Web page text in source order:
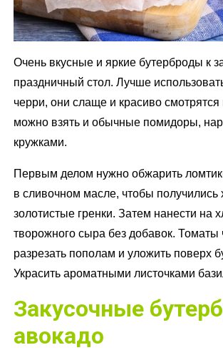
Очень вкусные и яркие бутерброды к
праздничный стол. Лучше
черри, они слаще и красиво смотрятся
можно взять и обычные помидоры,
кружками.
Первым делом нужно обжарить
в сливочном масле, чтобы получились
золотистые гренки. Затем нанести на
творожного сыра без добавок. Томаты
разрезать пополам и уложить поверх
Украсить ароматными листочками
Закусочные
авокадо